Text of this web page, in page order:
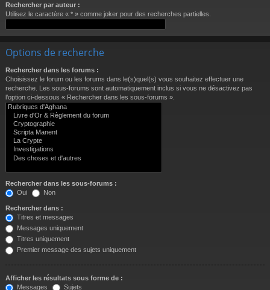
Rechercher par auteur :
Utilisez le caractère « * » comme joker pour des recherches partielles.
Options de recherche
Rechercher dans les forums :
Choisissez le forum ou les forums dans le(s)quel(s) vous souhaitez effectuer une
recherche. Les sous-forums sont automatiquement inclus si vous ne désactivez pas
l’option ci-dessous « Rechercher dans les sous-forums ».
Rechercher dans les sous-forums :
Oui
Non
Rechercher dans :
Titres et messages
Messages uniquement
Titres uniquement
Premier message des sujets uniquement
Afficher les résultats sous forme de :
Messages
Sujets